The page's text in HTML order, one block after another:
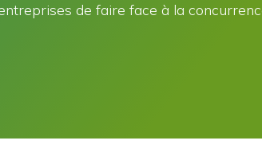
de faire face à la